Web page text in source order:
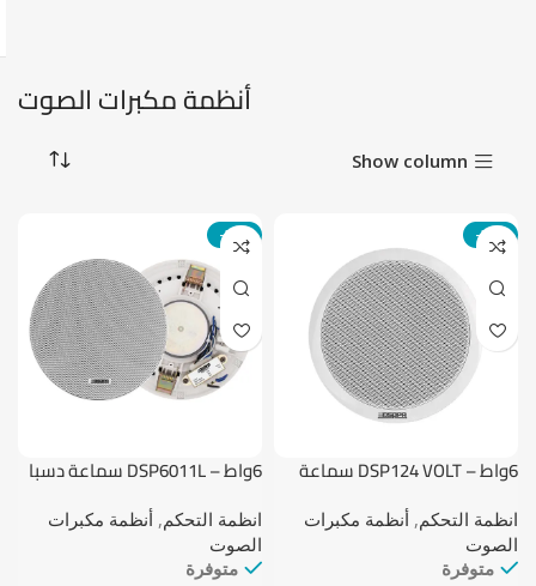
أنظمة مكبرات الصوت
Show column
-24%
6واط – DSP124 VOLT سماعة
انظمة التحكم, أنظمة مكبرات
الصوت
متوفرة
-21%
6واط – DSP6011L سماعة دسبا
انظمة التحكم, أنظمة مكبرات
الصوت
متوفرة